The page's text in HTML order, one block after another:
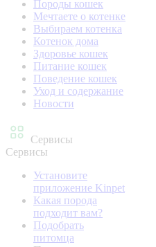
Породы кошек
Мечтаете о котенке
Выбираем котенка
Котенок дома
Здоровье кошек
Питание кошек
Поведение кошек
Уход и содержание
Новости
Сервисы
Сервисы
Установите
приложение Kinpet
Какая порода
подходит вам?
Подобрать
питомца